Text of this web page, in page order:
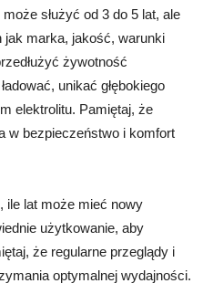
służyć od 3 do 5 lat, ale
marka, jakość, warunki
żywotność
unikać głębokiego
elektrolitu. Pamiętaj, że
w bezpieczeństwo i komfort
ile lat może mieć nowy
użytkowanie, aby
że regularne przeglądy i
optymalnej wydajności.